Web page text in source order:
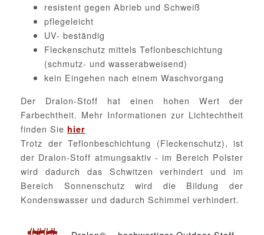
resistent gegen Abrieb und Schweiß
pflegeleicht
UV- beständig
Fleckenschutz mittels Teflonbeschichtung
(schmutz- und wasserabweisend)
kein Eingehen nach einem Waschvorgang
Der Dralon-Stoff hat einen hohen Wert der
Farbechtheit. Mehr Informationen zur Lichtechtheit
finden Sie hier
Trotz der Teflonbeschichtung (Fleckenschutz), ist
der Dralon-Stoff atmungsaktiv - im Bereich Polster
wird dadurch das Schwitzen verhindert und im
Bereich Sonnenschutz wird die Bildung der
Kondenswasser und dadurch Schimmel verhindert.